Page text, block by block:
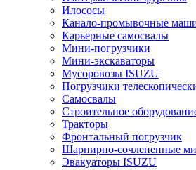
Илососы
Канало-промывочные
Карьерные самосвалы
Мини-погрузчики
Мини-экскаваторы
Мусоровозы ISUZU
Погрузчики
Самосвалы
Строительное
Тракторы
Фронтальный погрузчик
Шарнирно-сочлененные
Эвакуаторы ISUZU